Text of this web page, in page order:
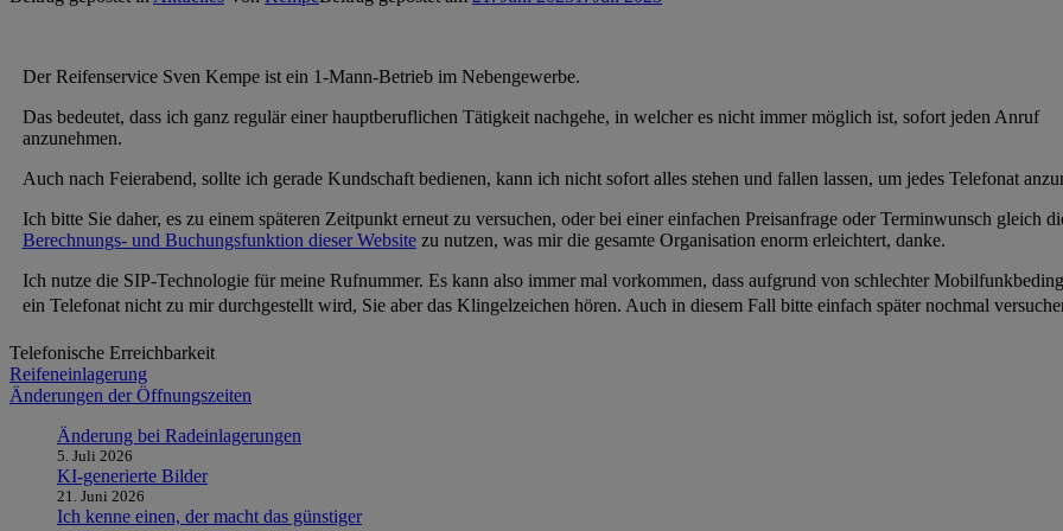
Der Reifenservice Sven Kempe ist ein 1-Mann-Betrieb im Nebengewerbe.
Das bedeutet, dass ich ganz regulär einer hauptberuflichen Tätigkeit nachgehe, in welcher es nicht immer möglich ist, sofort jeden Anruf
anzunehmen.
Auch nach Feierabend, sollte ich gerade Kundschaft bedienen, kann ich nicht sofort alles stehen und fallen lassen, um jedes Telefonat
Ich bitte Sie daher, es zu einem späteren Zeitpunkt erneut zu versuchen, oder bei einer einfachen Preisanfrage oder Terminwunsch gleich
Berechnungs- und Buchungsfunktion dieser Websitezu nutzen, was mir die gesamte Organisation enorm erleichtert, danke.
Ich nutze die SIP-Technologie für meine Rufnummer. Es kann also immer mal vorkommen, dass aufgrund von schlechter
ein Telefonat nicht zu mir durchgestellt wird, Sie aber das Klingelzeichen hören. Auch in diesem Fall bitte einfach später nochmal
Telefonische Erreichbarkeit
Beitragsnavigation
Reifeneinlagerung
Änderungen der Öffnungszeiten
Änderung bei Radeinlagerungen
5. Juli 2026
KI-generierte Bilder
21. Juni 2026
Ich kenne einen, der macht das günstiger